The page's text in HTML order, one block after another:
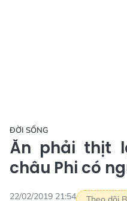
ĐỜI SỐNG
Ăn phải thịt
châu Phi có
22/02/2019 21:54